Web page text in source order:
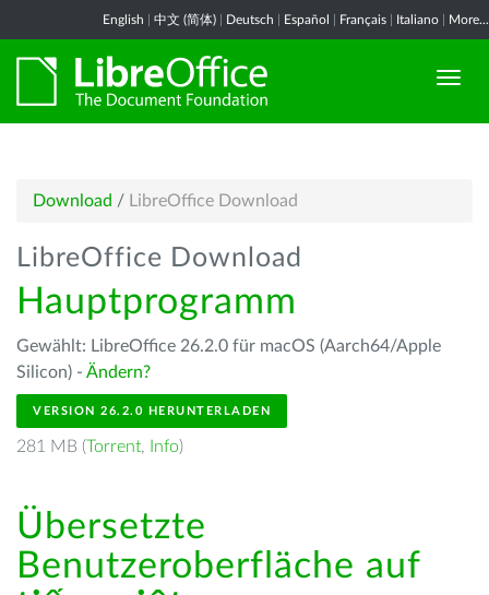
English 中文 (简体) Deutsch Español Français Italiano More...
Download / LibreOffice Download
LibreOffice Download
Hauptprogramm
Gewählt: LibreOffice 26.2.0 für macOS (Aarch64/Apple
Silicon) - Ändern?
VERSION 26.2.0 HERUNTERLADEN
281 MB (Torrent, Info)
Übersetzte
Benutzeroberfläche auf